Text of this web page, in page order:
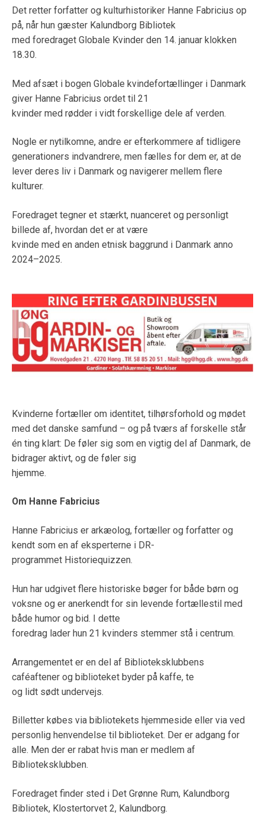
Det retter forfatter og kulturhistoriker Hanne Fabricius op
på, når hun gæster Kalundborg Bibliotek
med foredraget Globale Kvinder den 14. januar klokken
18.30.
Med afsæt i bogen Globale kvindefortællinger i Danmark
giver Hanne Fabricius ordet til 21
kvinder med rødder i vidt forskellige dele af verden.
Nogle er nytilkomne, andre er efterkommere af tidligere
generationers indvandrere, men fælles for dem er, at de
lever deres liv i Danmark og navigerer mellem flere
kulturer.
Foredraget tegner et stærkt, nuanceret og personligt
billede af, hvordan det er at være
kvinde med en anden etnisk baggrund i Danmark anno
2024–2025.
Kvinderne fortæller om identitet, tilhørsforhold og mødet
med det danske samfund – og på tværs af forskelle står
én ting klart: De føler sig som en vigtig del af Danmark, de
bidrager aktivt, og de føler sig
hjemme.
Om Hanne Fabricius
Hanne Fabricius er arkæolog, fortæller og forfatter og
kendt som en af eksperterne i DR-
programmet Historiequizzen.
Hun har udgivet flere historiske bøger for både børn og
voksne og er anerkendt for sin levende fortællestil med
både humor og bid. I dette
foredrag lader hun 21 kvinders stemmer stå i centrum.
Arrangementet er en del af Biblioteksklubbens
caféaftener og biblioteket byder på kaffe, te
og lidt sødt undervejs.
Billetter købes via bibliotekets hjemmeside eller via ved
personlig henvendelse til biblioteket. Der er adgang for
alle. Men der er rabat hvis man er medlem af
Biblioteksklubben.
Foredraget finder sted i Det Grønne Rum, Kalundborg
Bibliotek, Klostertorvet 2, Kalundborg.